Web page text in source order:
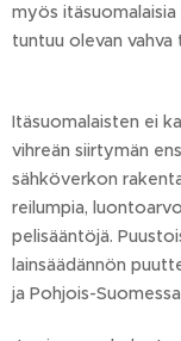
myös itäsuomalaisia
tuntuu olevan
Itäsuomalaisten ei
vihreän siirtymän
sähköverkon
reilumpia,
pelisääntöjä.
lainsäädännön
ja Pohjois-